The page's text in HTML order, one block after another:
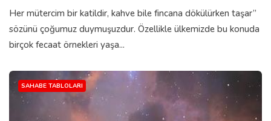
Her mütercim bir katildir, kahve bile fincana dökülürken taşar”
sözünü çoğumuz duymuşuzdur. Özellikle ülkemizde bu konuda
birçok fecaat örnekleri yaşa...
SAHABE TABLOLARI